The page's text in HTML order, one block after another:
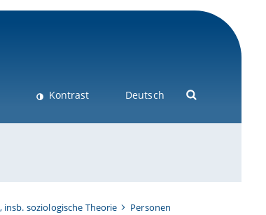
Kontrast Deutsch
soziologische Theorie
Personen